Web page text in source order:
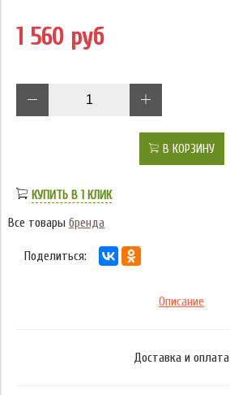
1 560 руб
В КОРЗИНУ
КУПИТЬ В 1 КЛИК
Все товары бренда
Поделиться:
Описание
Доставка и оплата